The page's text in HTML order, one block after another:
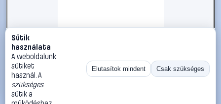
#2696336
KS Tools 5172287 517.2287 Ütős csavarkulcs
Kulcsszélesség (coll) 3 5/8
KS Tools Egyoldalas villáskulcsok
224 990 Ft
Sütik
használata
A weboldalunk
sütiket
használ. A
szükséges
sütik a
Elutasítok mindent Csak szükséges